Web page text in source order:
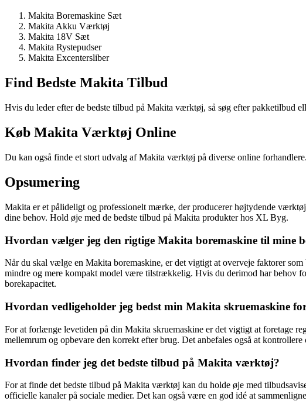
Makita Boremaskine Sæt
Makita Akku Værktøj
Makita 18V Sæt
Makita Rystepudser
Makita Excentersliber
Find Bedste Makita Tilbud
Hvis du leder efter de bedste tilbud på Makita værktøj, så søg efter pakketilbud
Køb Makita Værktøj Online
Du kan også finde et stort udvalg af Makita værktøj på diverse online
Opsumering
Makita er et pålideligt og professionelt mærke, der producerer højtydende
dine behov. Hold øje med de bedste tilbud på Makita produkter hos XL Byg.
Hvordan vælger jeg den rigtige Makita boremaskine til mine
Når du skal vælge en Makita boremaskine, er det vigtigt at overveje faktorer
mindre og mere kompakt model være tilstrækkelig. Hvis du derimod har behov
borekapacitet.
Hvordan vedligeholder jeg bedst min Makita skruemaskine
For at forlænge levetiden på din Makita skruemaskine er det vigtigt at foretage
mellemrum og opbevare den korrekt efter brug. Det anbefales også at
Hvordan finder jeg det bedste tilbud på Makita værktøj?
For at finde det bedste tilbud på Makita værktøj kan du holde øje med
officielle kanaler på sociale medier. Det kan også være en god idé at